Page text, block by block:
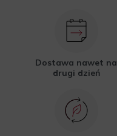
Dostawa nawet na
drugi dzień